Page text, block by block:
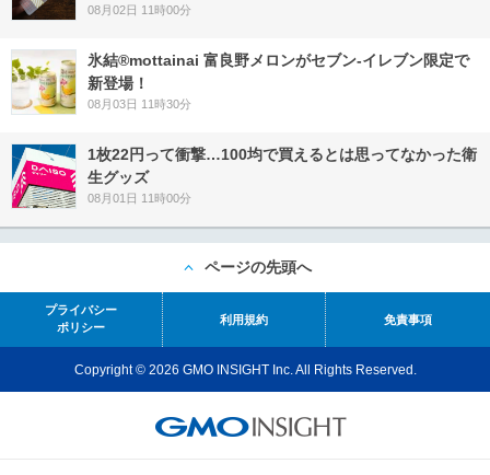
08月02日 11時00分
氷結®mottainai 富良野メロンがセブン‐イレブン限定で
新登場！
08月03日 11時30分
1枚22円って衝撃…100均で買えるとは思ってなかった衛
生グッズ
08月01日 11時00分
ページの先頭へ
プライバシー
ポリシー
利用規約 免責事項
Copyright © 2026 GMO INSIGHT Inc. All Rights Reserved.